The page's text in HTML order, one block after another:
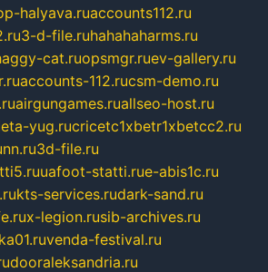
halyava.ruaccounts112.ru
3-d-file.ruhahahaharms.ru
cat.ruopsmgr.ruev-gallery.ru
accounts-112.rucsm-demo.ru
airgungames.ruallseo-host.ru
yug.rucricetc1xbetr1xbetcc2.ru
3d-file.ru
uafoot-statti.rue-abis1c.ru
kts-services.rudark-sand.ru
x-legion.rusib-archives.ru
venda-festival.ru
dooraleksandria.ru